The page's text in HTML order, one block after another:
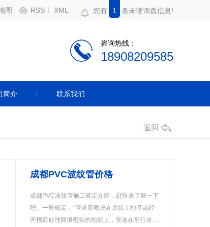
图 RSS XML 您有 1 条未读询盘信息!
咨询热线：
18908209585
简介 联系我们
返回
成都PVC波纹管价格
成都PVC波纹管施工规定介绍，赶快来了解一下
吧。一般规定：*管道应敷设在原状土地基或经
开槽后处理回填密实的地层上，管道在车行道…